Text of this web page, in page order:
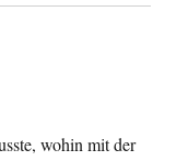
wohin mit der